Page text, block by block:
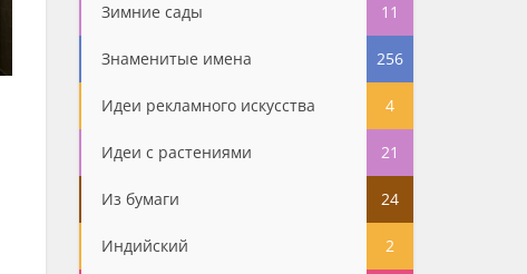
Зимние сады 11
Знаменитые имена 256
Идеи рекламного искусства 4
Идеи с растениями 21
Из бумаги 24
Индийский 2